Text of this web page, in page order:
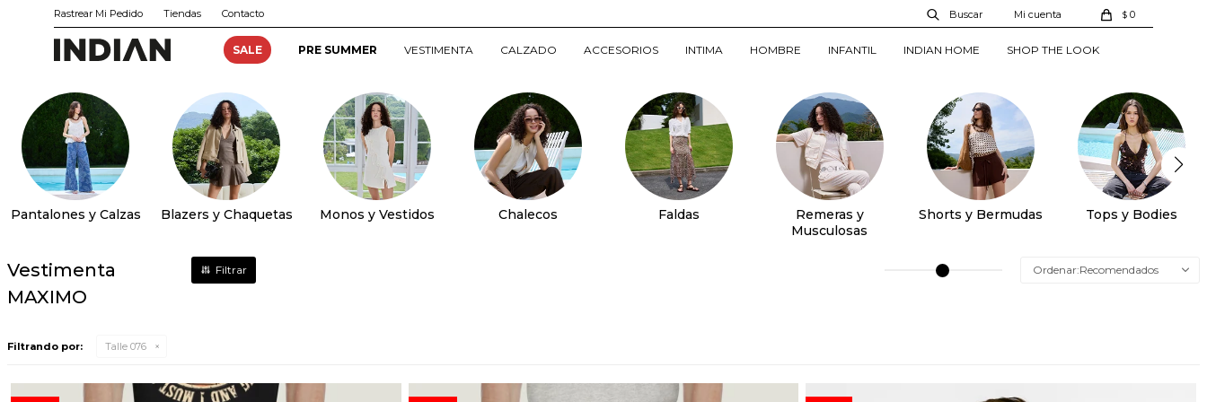
SALE PRE SUMMER VESTIMENTA CALZADO ACCESORIOS INTIMA HOMBRE INFANTIL INDIAN HOME SHOP THE LOOK
$ 0
Rastrear Mi Pedido Tiendas Contacto
Pantalones y Calzas Blazers y Chaquetas Monos y Vestidos Chalecos Faldas
Remeras y
Musculosas
Shorts y Bermudas Tops y Bodies
Vestimenta
MAXIMO
Recomendados
Filtrando por: Talle 076